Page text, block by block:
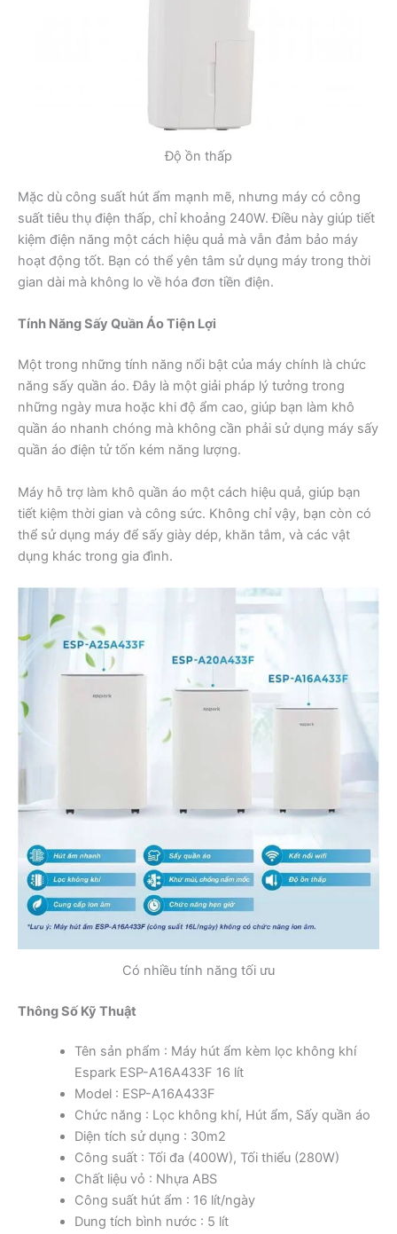
Độ ồn thấp
Mặc dù công suất hút ẩm mạnh mẽ, nhưng máy có công
suất tiêu thụ điện thấp, chỉ khoảng 240W. Điều này giúp tiết
kiệm điện năng một cách hiệu quả mà vẫn đảm bảo máy
hoạt động tốt. Bạn có thể yên tâm sử dụng máy trong thời
gian dài mà không lo về hóa đơn tiền điện.
Tính Năng Sấy Quần Áo Tiện Lợi
Một trong những tính năng nổi bật của máy chính là chức
năng sấy quần áo. Đây là một giải pháp lý tưởng trong
những ngày mưa hoặc khi độ ẩm cao, giúp bạn làm khô
quần áo nhanh chóng mà không cần phải sử dụng máy sấy
quần áo điện tử tốn kém năng lượng.
Máy hỗ trợ làm khô quần áo một cách hiệu quả, giúp bạn
tiết kiệm thời gian và công sức. Không chỉ vậy, bạn còn có
thể sử dụng máy để sấy giày dép, khăn tắm, và các vật
dụng khác trong gia đình.
Có nhiều tính năng tối ưu
Thông Số Kỹ Thuật
Tên sản phẩm : Máy hút ẩm kèm lọc không khí
Espark ESP-A16A433F 16 lít
Model : ESP-A16A433F
Chức năng : Lọc không khí, Hút ẩm, Sấy quần áo
Diện tích sử dụng : 30m2
Công suất : Tối đa (400W), Tối thiểu (280W)
Chất liệu vỏ : Nhựa ABS
Công suất hút ẩm : 16 lít/ngày
Dung tích bình nước : 5 lít